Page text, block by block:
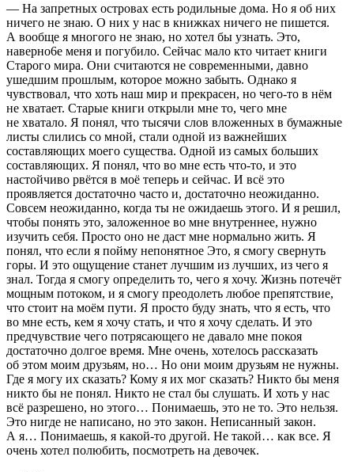
— На запретных островах есть родильные дома. Но я об них
ничего не знаю. О них у нас в книжках ничего не пишется.
А вообще я многого не знаю, но хотел бы узнать. Это,
наверно6е меня и погубило. Сейчас мало кто читает книги
Старого мира. Они считаются не современными, давно
ушедшим прошлым, которое можно забыть. Однако я
чувствовал, что хоть наш мир и прекрасен, но чего-то в нём
не хватает. Старые книги открыли мне то, чего мне
не хватало. Я понял, что тысячи слов вложенных в бумажные
листы слились со мной, стали одной из важнейших
составляющих моего существа. Одной из самых больших
составляющих. Я понял, что во мне есть что-то, и это
настойчиво рвётся в моё теперь и сейчас. И всё это
проявляется достаточно часто и, достаточно неожиданно.
Совсем неожиданно, когда ты не ожидаешь этого. И я решил,
чтобы понять это, заложенное во мне внутреннее, нужно
изучить себя. Просто оно не даст мне нормально жить. Я
понял, что если я пойму непонятное Это, я смогу свернуть
горы. И это ощущение станет лучшим из лучших, из чего я
знал. Тогда я смогу определить то, чего я хочу. Жизнь потечёт
мощным потоком, и я смогу преодолеть любое препятствие,
что стоит на моём пути. Я просто буду знать, что я есть, что
во мне есть, кем я хочу стать, и что я хочу сделать. И это
предчувствие чего потрясающего не давало мне покоя
достаточно долгое время. Мне очень, хотелось рассказать
об этом моим друзьям, но… Но они моим друзьям не нужны.
Где я могу их сказать? Кому я их мог сказать? Никто бы меня
никто бы не понял. Никто не стал бы слушать. И хоть у нас
всё разрешено, но этого… Понимаешь, это не то. Это нельзя.
Это нигде не написано, но это закон. Неписанный закон.
А я… Понимаешь, я какой-то другой. Не такой… как все. Я
очень хотел полюбить, посмотреть на девочек.